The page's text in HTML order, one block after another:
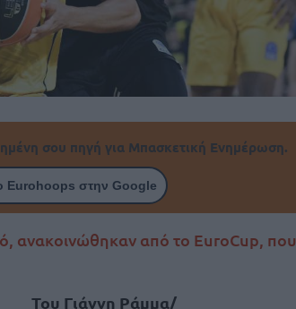
σου πηγή για Μπασκετική Ενημέρωση.
Eurohoops στην Google
ανακοινώθηκαν από το EuroCup, που
Του Γιάννη Ράμμα/